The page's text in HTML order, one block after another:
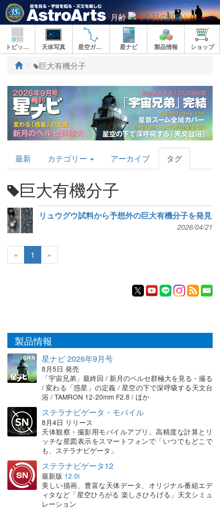
月齢
トピックス 天体写真 星空ガイド 星ナビ 製品情報 ショップ
ト
プ
巨大有機分子
AstroArts
Topics
最新 カテゴリー アーカイブ タグ
巨大有機分子
リュウグウ試料から予想外の巨大有機分子を発見
2026/04/21
« 1 »
製品情報
星ナビ 2026年9月号
8月5日 発売
「宇宙兄弟」最終回 / 新月のペルセ群極大を見る・撮る
/ 変わる「惑星」の定義 / 星空の下で深呼吸する天文台
浴 / TAMRON 12-20mm F2.8 / ほか
ステラナビゲータ・モバイル
8月4日 リリース
天体観察・撮影用モバイルアプリ。高精度な計算とリ
ッチな星図表示をスマートフォンで「いつでもどこで
も、ステラナビゲータ」
ステラナビゲータ12
最新版 12.0i
美しい描画、豊富な天体データ、オリジナル番組エデ
ィタなど「星空ひろがる 楽しさひろげる」天文シミュ
レーション